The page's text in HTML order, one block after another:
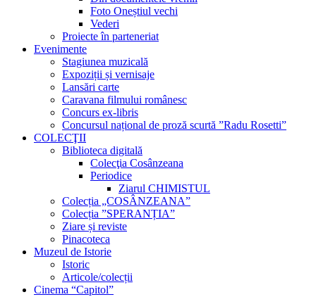
Foto Oneștiul vechi
Vederi
Proiecte în parteneriat
Evenimente
Stagiunea muzicală
Expoziții și vernisaje
Lansări carte
Caravana filmului românesc
Concurs ex-libris
Concursul național de proză scurtă ”Radu Rosetti”
COLECŢII
Biblioteca digitală
Colecţia Cosânzeana
Periodice
Ziarul CHIMISTUL
Colecția „COSÂNZEANA”
Colecția ”SPERANȚIA”
Ziare și reviste
Pinacoteca
Muzeul de Istorie
Istoric
Articole/colecții
Cinema “Capitol”